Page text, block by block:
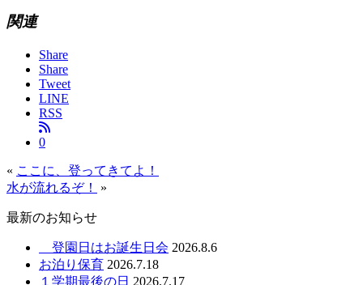
関連
Share
Share
Tweet
LINE
RSS
0
« ここに、登ってきてよ！
水が流れるぞ！
»
最新のお知らせ
登園日はお誕生日会 2026.8.6
お泊り保育 2026.7.18
１学期最後の日 2026.7.17